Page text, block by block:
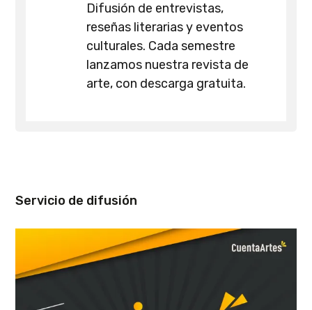
Difusión de entrevistas,
reseñas literarias y eventos
culturales. Cada semestre
lanzamos nuestra revista de
arte, con descarga gratuita.
Servicio de difusión